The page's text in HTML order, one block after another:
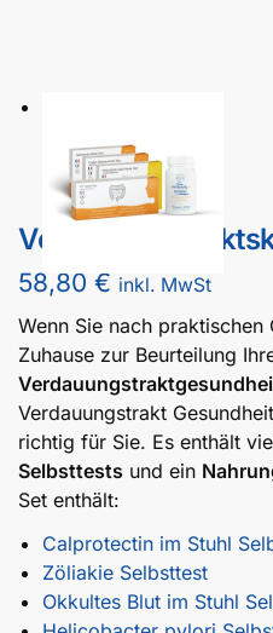
58,80 € inkl. MwSt
Wenn Sie nach praktischen
Zuhause zur Beurteilung
Verdauungstrakt
richtig für Sie. Es enthält
Selbsttests und ein
Set enthält:
Calprotectin im Stuhl
Zöliakie Selbsttest
Okkultes Blut im Stuhl